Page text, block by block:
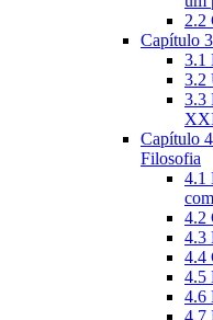
2.2
Capítulo
3.1
3.2
3.3
Capítulo
Filosofia
4.1
4.2
4.3
4.4
4.5
4.6
4.7